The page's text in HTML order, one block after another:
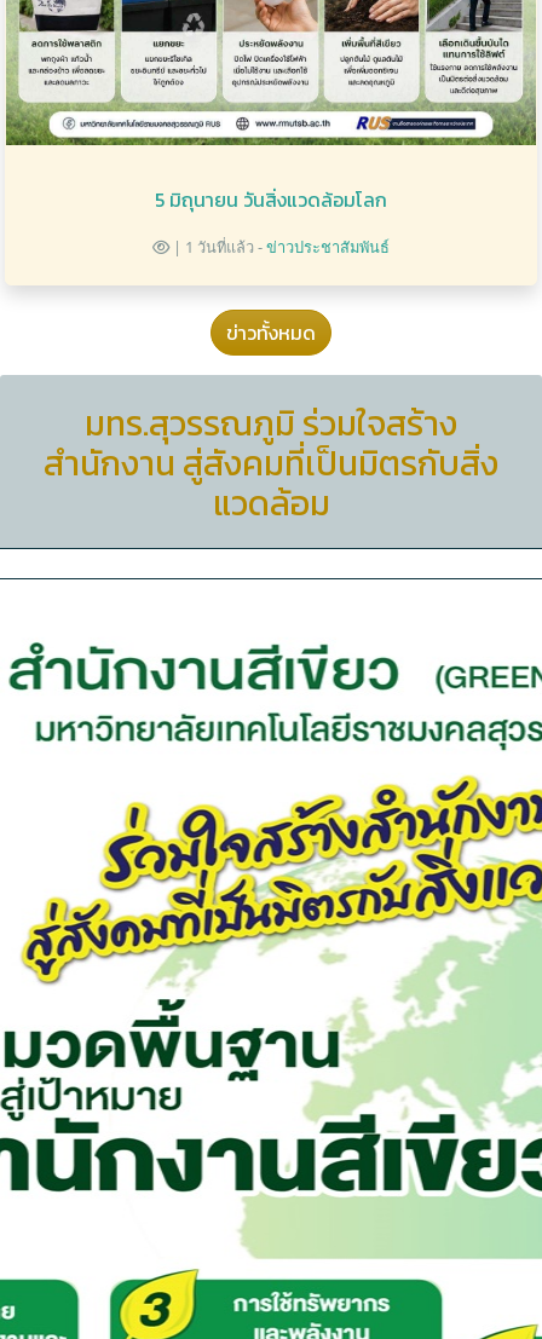
5 มิถุนายน วันสิ่งแวดล้อมโลก
| 1 วันที่แล้ว -ข่าวประชาสัมพันธ์
ข่าวทั้งหมด
มทร.สุวรรณภูมิ ร่วมใจสร้าง
สำนักงาน สู่สังคมที่เป็นมิตรกับสิ่ง
แวดล้อม